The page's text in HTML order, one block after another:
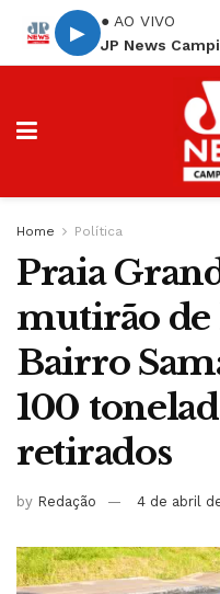
▶
● AO VIVO
JP News
Home Política
Praia
mutirão
Bairro
100
retirados
by Redação 4 de abril